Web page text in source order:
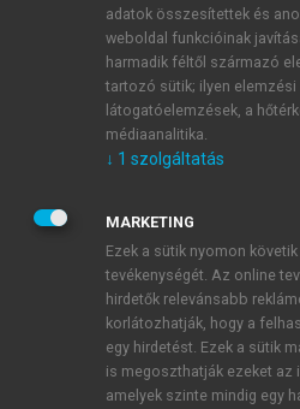
E-MAIL-CÍM
JELSZÓ
JELSZÓ ÚJRA
Kérek értesítést a MeRSZ
adatok összesítettek és
weboldal funkcióinak
harmadik féltől származó
tartozó sütik; ilyen
látogatóelemzések, a
médiaanalitika.
↓ 1 szolgáltatás
MARKETING
Ezek a sütik nyomon
tevékenységét. Az online
hirdetők relevánsabb
korlátozhatják, hogy a
egy hirdetést. Ezek a sütik
is megoszthatják ezeket az
amelyek szinte mindig egy